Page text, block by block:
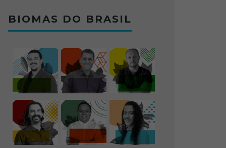
BIOMAS DO BRASIL